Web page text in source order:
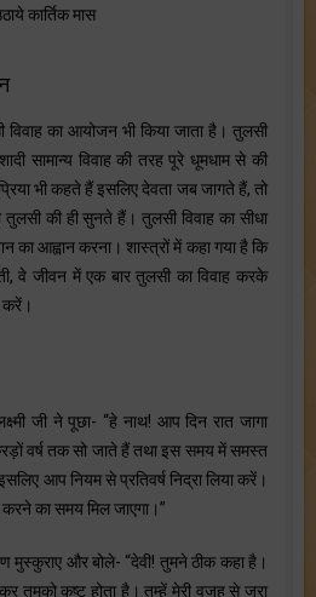
कार्तिक मास
विवाह का आयोजन भी किया जाता है। तुलसी
सामान्य विवाह की तरह पूरे धूमधाम से की
भी कहते हैं इसलिए देवता जब जागते हैं, तो
तुलसी की ही सुनते हैं। तुलसी विवाह का सीधा
का आह्वान करना। शास्त्रों में कहा गया है कि
वे जीवन में एक बार तुलसी का विवाह करके
करें।
जी ने पूछा- “हे नाथ! आप दिन रात जागा
वर्ष तक सो जाते हैं तथा इस समय में समस्त
आप नियम से प्रतिवर्ष निद्रा लिया करें।
का समय मिल जाएगा।”
मुस्कुराए और बोले- “देवी! तुमने ठीक कहा है।
तुमको कष्ट होता है। तुम्हें मेरी वजह से जरा